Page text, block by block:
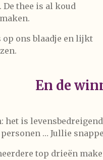
thee is al koud
ons blaadje en lijkt
En de
het is
… Jullie
top drieën